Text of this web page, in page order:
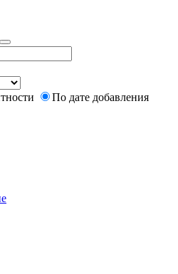
По дате добавления